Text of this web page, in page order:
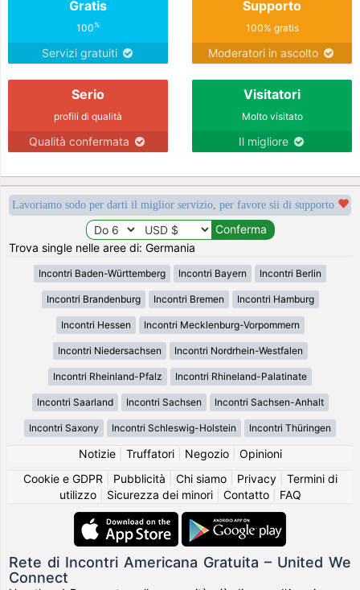
Gratis
100%
Servizi gratuiti
Supporto
100% gratis
Moderatori in ascolto
Serio
profili di qualità
Qualità confermata
Visitatori
Molto visitato
Il migliore
Lavoriamo sodo per darti il miglior servizio, per favore sii di supporto
Trova single nelle aree di: Germania
Incontri Baden-Württemberg Incontri Bayern Incontri Berlin
Incontri Brandenburg Incontri Bremen Incontri Hamburg
Incontri Hessen Incontri Mecklenburg-Vorpommern
Incontri Niedersachsen Incontri Nordrhein-Westfalen
Incontri Rheinland-Pfalz Incontri Rhineland-Palatinate
Incontri Saarland Incontri Sachsen Incontri Sachsen-Anhalt
Incontri Saxony Incontri Schleswig-Holstein Incontri Thüringen
Notizie| Truffatori| Negozio| Opinioni
Cookie e GDPR
Pubblicità Chi siamo| Privacy| Termini di
utilizzo| Sicurezza dei minori| Contatto| FAQ
Rete di Incontri Americana Gratuita – United We
Connect